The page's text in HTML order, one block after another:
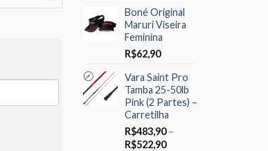
original
era:
R$439,90.
atual
é:
Boné Original
Maruri Viseira
Feminina
R$62,90
Vara Saint Pro
Tamba 25-50lb
Pink (2 Partes) –
Carretilha
R$483,90 –
R$522,90Price